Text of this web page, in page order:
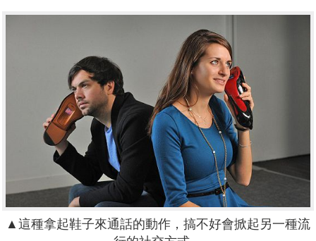
▲這種拿起鞋子來通話的動作，搞不好會掀起另一種流